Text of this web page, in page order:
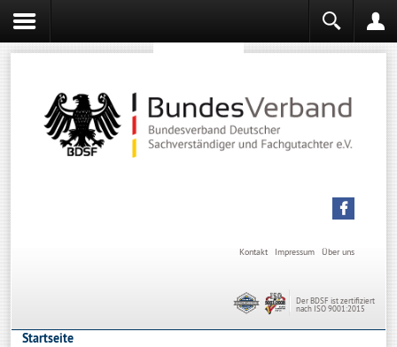
Über uns
Impressum
Kontakt
Der BDSF ist zertifiziert
nach ISO 9001:2015
Startseite